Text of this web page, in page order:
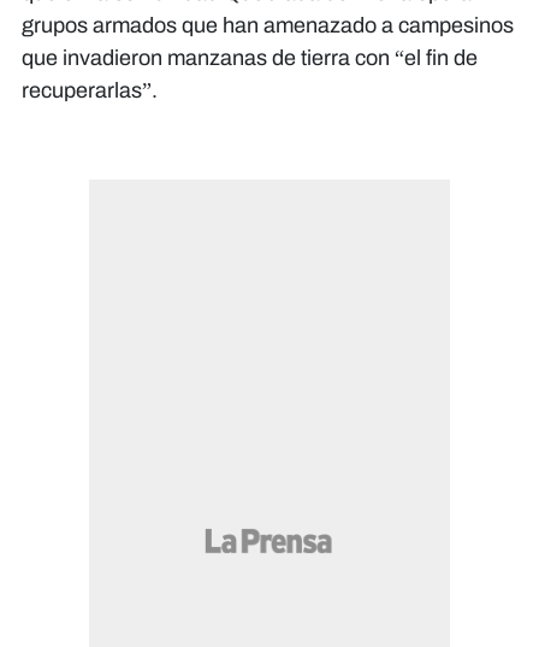
grupos armados que han amenazado a campesinos
que invadieron manzanas de tierra con “el fin de
recuperarlas”.